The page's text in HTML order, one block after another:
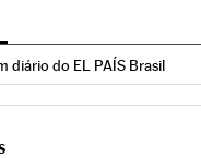
diário do EL PAÍS Brasil